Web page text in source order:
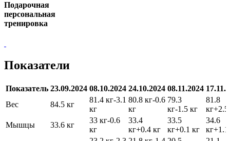
Подарочная
персональная
тренировка
Показатели
Показатель 23.09.2024 08.10.2024 24.10.2024 08.11.2024
Вес
84.5 кг
81.4 кг-3.1
кг
80.8 кг-0.6
кг
79.3
кг-1.5 кг
81.8
кг+2.5
Мышцы
33.6 кг
33 кг-0.6
кг
33.4
кг+0.4 кг
33.5
кг+0.1 кг
34.6
кг+1.1